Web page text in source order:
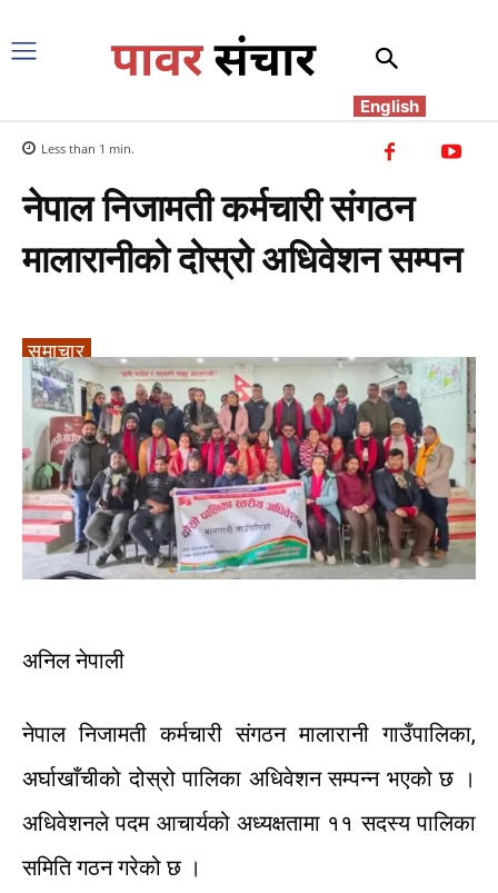
English
Less than 1 min.
नेपाल निजामती कर्मचारी संगठन
मालारानीको दोस्रो अधिवेशन सम्पन
समाचार
अनिल नेपाली
नेपाल निजामती कर्मचारी संगठन मालारानी गाउँपालिका,
अर्घाखाँचीको दोस्रो पालिका अधिवेशन सम्पन्न भएको छ ।
अधिवेशनलेपदम आचार्यको अध्यक्षतामा ११ सदस्य पालिका
समिति गठन गरेको छ ।